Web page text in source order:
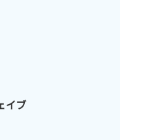
イブ